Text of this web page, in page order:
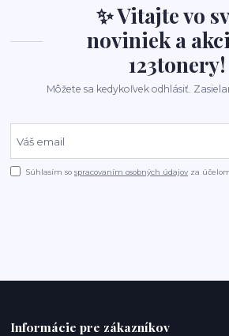
✨ Vitajte vo
noviniek a
123tonery!
Môžete sa kedykoľvek odhlásiť.
Súhlasím sospracovaním osobných údajov za
Informácie pre zákazníkov